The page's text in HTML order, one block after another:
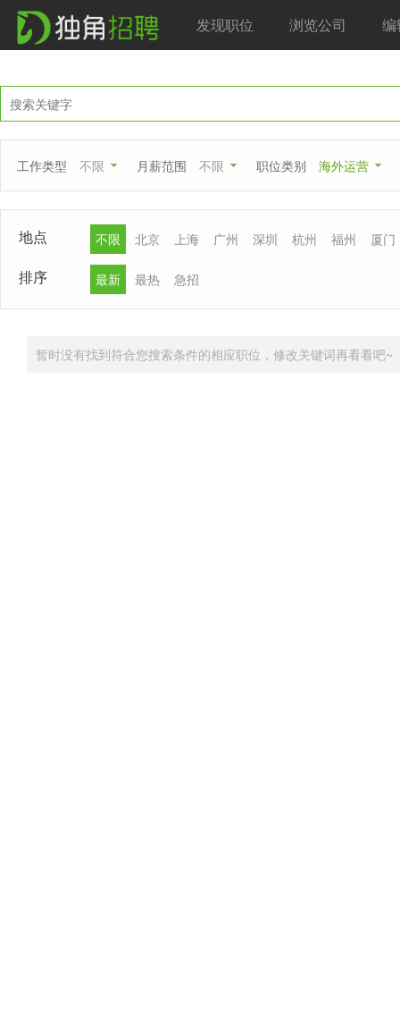
发现职位 浏览公司 编
工作类型 不限 月薪范围 不限 职位类别 海外运营
地点 不限 北京 上海 广州 深圳 杭州 福州 厦门
排序 最新 最热 急招
暂时没有找到符合您搜索条件的相应职位，修改关键词再看看吧~